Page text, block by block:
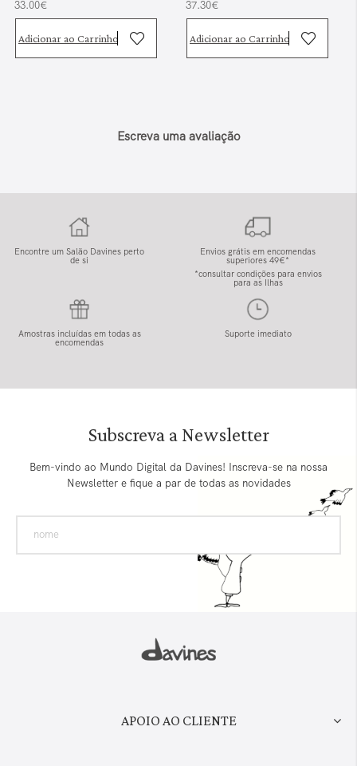
33.00€
Adicionar ao Carrinho
37.30€
Adicionar ao Carrinho
Escreva uma avaliação
Encontre um Salão Davines perto
de si
Envios grátis em encomendas
superiores 49€*
*consultar condições para envios
para as Ilhas
Amostras incluídas em todas as
encomendas
Suporte imediato
Subscreva a Newsletter
Bem-vindo ao Mundo Digital da Davines! Inscreva-se na nossa
Newsletter e fique a par de todas as novidades
APOIO AO CLIENTE